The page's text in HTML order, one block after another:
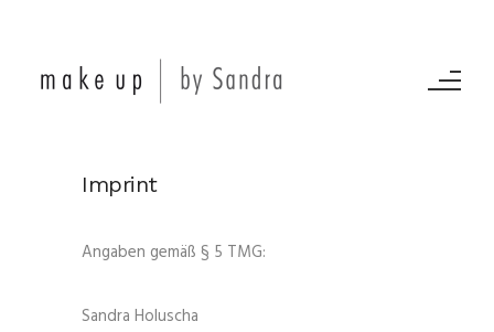
Imprint
Angaben gemäß § 5 TMG:
Sandra Holuscha